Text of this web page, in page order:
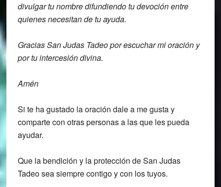
divulgar tu nombredifundiendo tu devoción entre
quienesnecesitan de tu ayuda.
Gracias San Judas Tadeo por escuchar mioración y
por tu intercesión divina.
Amén
Si te ha gustado la oración dale a me gusta y
comparte con otras personas a las que les pueda
ayudar.
Que la bendición y la protección de San Judas
Tadeo sea siempre contigo y con los tuyos.